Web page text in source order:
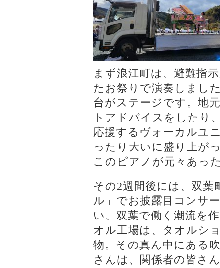
まず浪江町は、避難指
たお祭りで演奏しまし
台がステージです。地
トアドバイスをしたり
応援するヴォーカルユ
ったり大いに盛り上が
このピアノが元々あっ
その2週間後には、双
ル」でお披露目コンサ
い、双葉で働く潮流を
オル工場は、タオルシ
物。その真ん中にある
さんは、関係者の皆さ